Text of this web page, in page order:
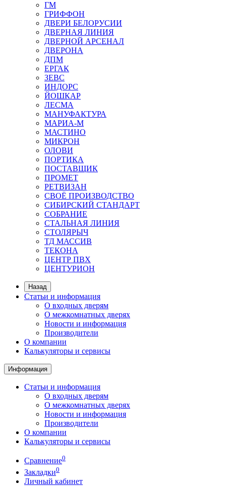
ГМ
ГРИФФОН
ДВЕРИ БЕЛОРУСИИ
ДВЕРНАЯ ЛИНИЯ
ДВЕРНОЙ АРСЕНАЛ
ДВЕРОНА
ДПМ
ЕРГАК
ЗЕВС
ИНДОРС
ЙОШКАР
ЛЕСМА
МАНУФАКТУРА
МАРИА-М
МАСТИНО
МИКРОН
ОЛОВИ
ПОРТИКА
ПОСТАВЩИК
ПРОМЕТ
РЕТВИЗАН
СВОЁ ПРОИЗВОДСТВО
СИБИРСКИЙ СТАНДАРТ
СОБРАНИЕ
СТАЛЬНАЯ ЛИНИЯ
СТОЛЯРЫЧ
ТД МАССИВ
ТЕКОНА
ЦЕНТР ПВХ
ЦЕНТУРИОН
Назад
Статьи и информация
О входных дверям
О межкомнатных дверях
Новости и информация
Производители
О компании
Калькуляторы и сервисы
Информация
Статьи и информация
О входных дверям
О межкомнатных дверях
Новости и информация
Производители
О компании
Калькуляторы и сервисы
Сравнение0
Закладки0
Личный кабинет